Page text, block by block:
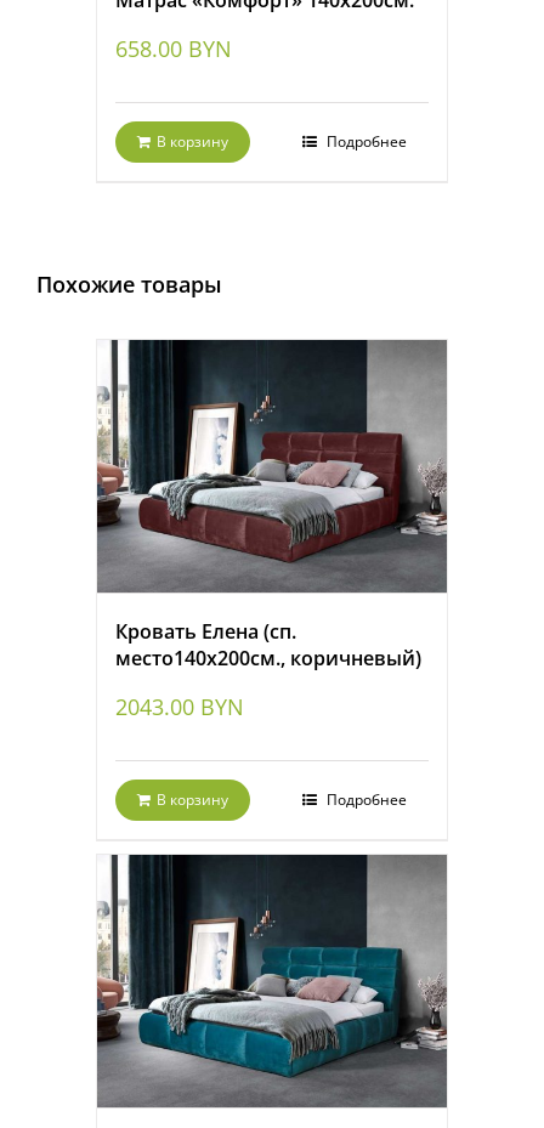
658.00 BYN
В корзину Подробнее
Похожие товары
Кровать Елена (сп.
место140х200см., коричневый)
2043.00 BYN
В корзину Подробнее